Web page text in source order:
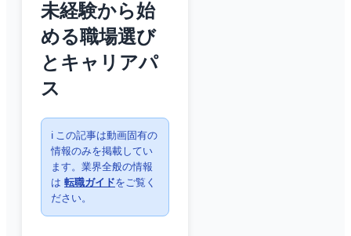
未経験から始
める職場選び
とキャリアパ
ス
ℹ️ この記事は動画固有の
情報のみを掲載してい
ます。業界全般の情報
は 転職ガイドをご覧く
ださい。